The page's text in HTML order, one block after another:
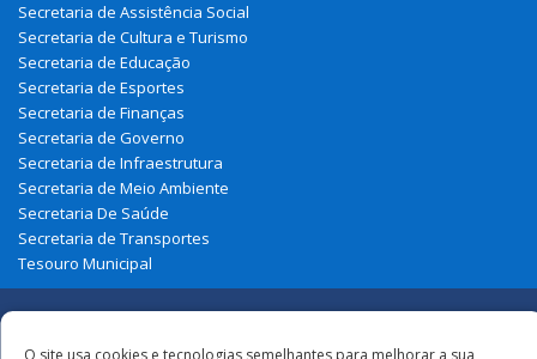
Secretaria de Assistência Social
Secretaria de Cultura e Turismo
Secretaria de Educação
Secretaria de Esportes
Secretaria de Finanças
Secretaria de Governo
Secretaria de Infraestrutura
Secretaria de Meio Ambiente
Secretaria De Saúde
Secretaria de Transportes
Tesouro Municipal
O site usa cookies e tecnologias semelhantes para melhorar a sua